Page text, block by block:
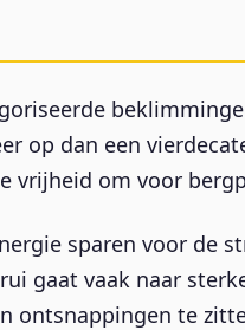
op dan een
vrijheid om voor
sparen voor de
gaat vaak naar
ontsnappingen te